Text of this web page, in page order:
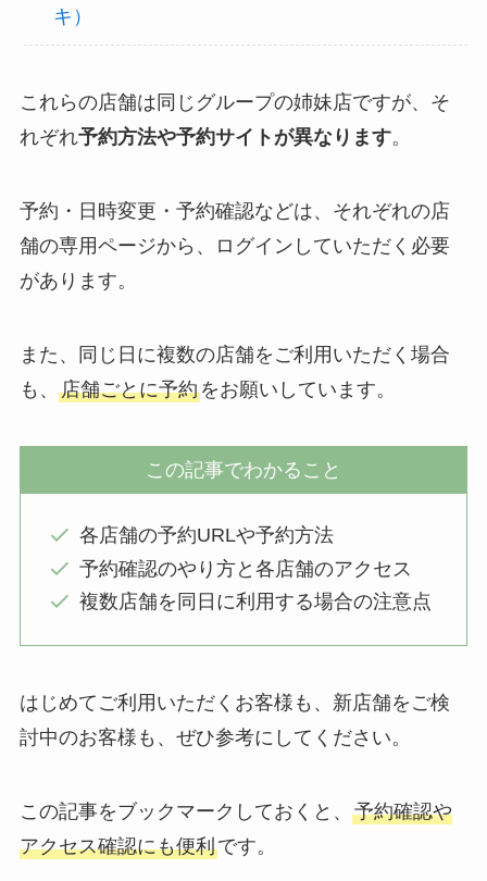
キ）
これらの店舗は同じグループの姉妹店ですが、そ
れぞれ予約方法や予約サイトが異なります。
予約・日時変更・予約確認などは、それぞれの店
舗の専用ページから、ログインしていただく必要
があります。
また、同じ日に複数の店舗をご利用いただく場合
も、 店舗ごとに予約をお願いしています。
この記事でわかること
各店舗の予約URLや予約方法
予約確認のやり方と各店舗のアクセス
複数店舗を同日に利用する場合の注意点
はじめてご利用いただくお客様も、新店舗をご検
討中のお客様も、ぜひ参考にしてください。
この記事をブックマークしておくと、 予約確認や
アクセス確認にも便利です。